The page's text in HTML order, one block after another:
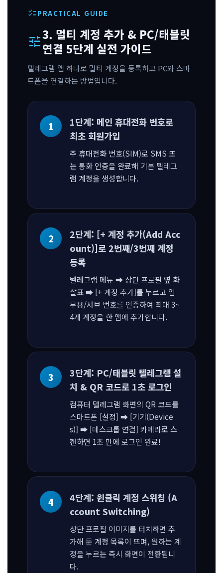
checklistPRACTICAL GUIDE
tune3. 멀티 계정 추가 & PC/태블릿
연결 5단계 실전 가이드
텔레그램 앱 하나로 멀티 계정을 등록하고 PC와 스마
트폰을 연결하는 방법입니다.
1단계: 메인 휴대전화 번호로
최초 회원가입
주 휴대전화 번호(SIM)로 SMS 또
는 통화 인증을 완료해 기본 텔레그
램 계정을 생성합니다.
2단계: [+ 계정 추가(Add Acc
ount)]로 2번째/3번째 계정
등록
텔레그램 메뉴 ➡ 상단 프로필 옆 화
살표 ➡ [+ 계정 추가]를 누르고 업
무용/서브 번호를 인증하여 최대 3~
4개 계정을 한 앱에 추가합니다.
3단계: PC/태블릿 텔레그램 설
치 & QR 코드로 1초 로그인
컴퓨터 텔레그램 화면의 QR 코드를
스마트폰 [설정] ➡ [기기(Device
s)] ➡ [데스크톱 연결] 카메라로 스
캔하면 1초 만에 로그인 완료!
4단계: 원클릭 계정 스위칭 (A
ccount Switching)
상단 프로필 이미지를 터치하면 추
가해 둔 계정 목록이 뜨며, 원하는 계
정을 누르는 즉시 화면이 전환됩니
다.